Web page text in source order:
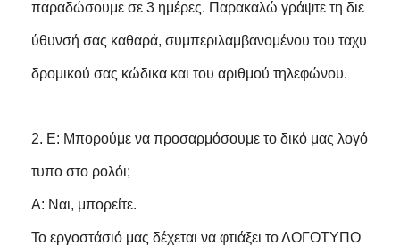
παραδώσουμε σε 3 ημέρες. Παρακαλώ γράψτε τη διε
ύθυνσή σας καθαρά, συμπεριλαμβανομένου του ταχυ
δρομικού σας κώδικα και του αριθμού τηλεφώνου.
2. Ε: Μπορούμε να προσαρμόσουμε το δικό μας λογό
τυπο στο ρολόι;
Α: Ναι, μπορείτε.
Το εργοστάσιό μας δέχεται να φτιάξει το ΛΟΓΟΤΥΠΟ